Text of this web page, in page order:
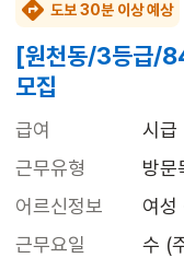
도보 30분 이상 예상
[원천동/3등급/
모집
급여
시
근무유형
방문
어르신정보
여성
근무요일
수 (